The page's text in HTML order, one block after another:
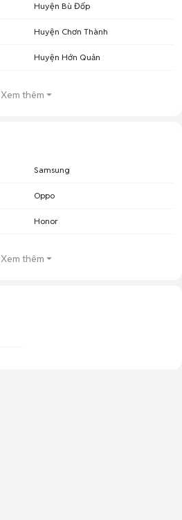
Huyện Bù Đốp
Huyện Chơn Thành
Huyện Hớn Quản
Xem thêm
Samsung
Oppo
Honor
Xem thêm